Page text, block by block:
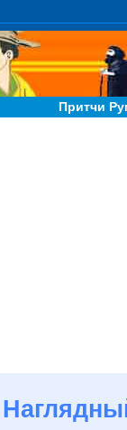
Притчи